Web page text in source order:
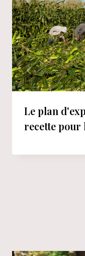
Le plan
recette pour